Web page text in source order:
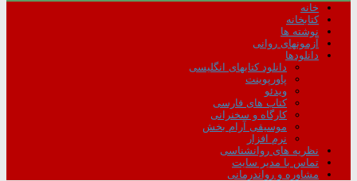
خانه
کتابخانه
نوشته ها
آزمونهای روانی
دانلودها
دانلود کتابهای انگلیسی
پاورپوینت
ویدئو
کتاب های فارسی
کارگاه و سخنرانی
موسیقی آرام بخش
نرم افزار
نظریه های روانشناسی
تماس با مدیر سایت
مشاوره و رواندرمانی